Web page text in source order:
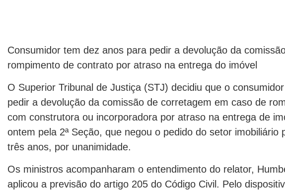
Consumidor tem dez anos para pedir a devolução da
rompimento de contrato por atraso na entrega do imóvel
O Superior Tribunal de Justiça (STJ) decidiu que o
pedir a devolução da comissão de corretagem em caso de
com construtora ou incorporadora por atraso na entrega de
ontem pela 2ª Seção, que negou o pedido do setor imobiliário
três anos, por unanimidade.
Os ministros acompanharam o entendimento do relator,
aplicou a previsão do artigo 205 do Código Civil. Pelo